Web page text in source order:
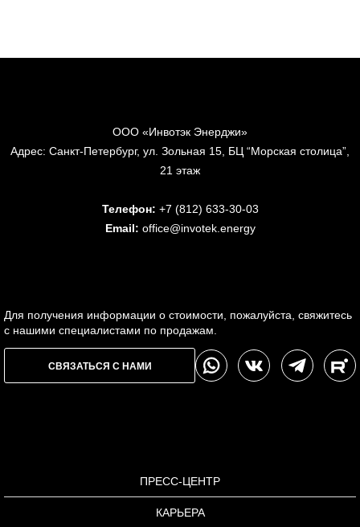
ООО «Инвотэк Энерджи»
Адрес: Санкт-Петербург, ул. Зольная 15, БЦ “Морская столица”,
21 этаж
Телефон: +7 (812) 633-30-03
Email: office@invotek.energy
Для получения информации о стоимости, пожалуйста, свяжитесь
с нашими специалистами по продажам.
СВЯЗАТЬСЯ С НАМИ
ПРЕСС-ЦЕНТР
КАРЬЕРА